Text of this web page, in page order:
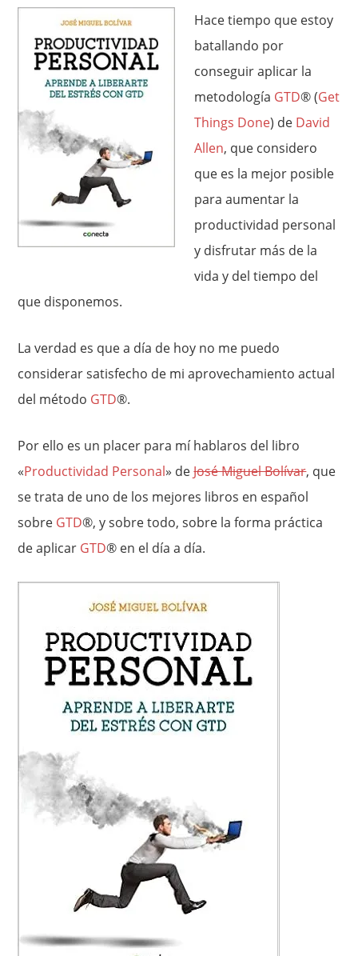
Hace tiempo que estoy
batallando por
conseguir aplicar la
metodología GTD® (Get
Things Done) de David
Allen, que considero
que es la mejor posible
para aumentar la
productividad personal
y disfrutar más de la
vida y del tiempo del
que disponemos.
La verdad es que a día de hoy no me puedo
considerar satisfecho de mi aprovechamiento actual
del método GTD®.
Por ello es un placer para mí hablaros del libro
«Productividad Personal» deJosé Miguel Bolívar, que
se trata de uno de los mejores libros en español
sobre GTD®, y sobre todo, sobre la forma práctica
de aplicar GTD® en el día a día.